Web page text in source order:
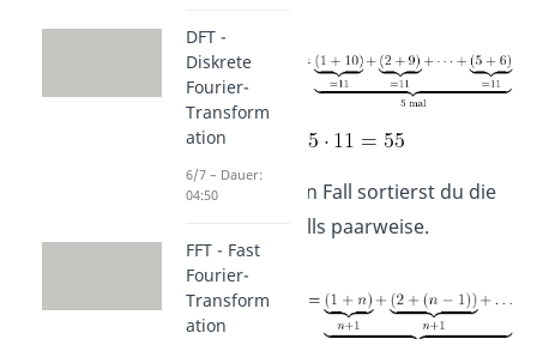
Im allgemeinen Fall sortierst du die
Zahlen ebenfalls paarweise.
DFT -
Diskrete
Fourier-
Transform
ation
6/7 – Dauer:
04:50
FFT - Fast
Fourier-
Transform
ation